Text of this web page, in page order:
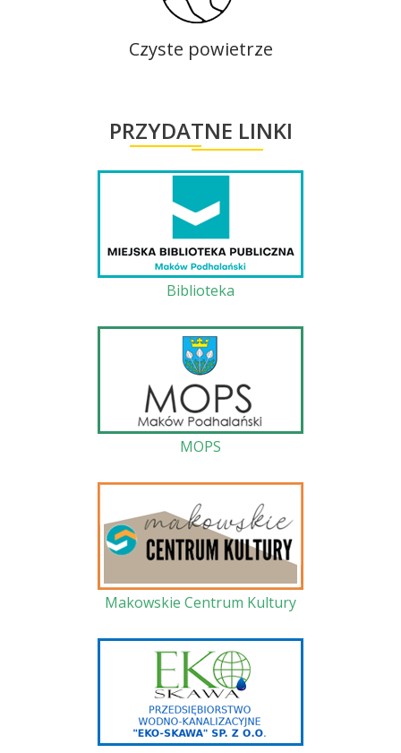
Czyste powietrze
PRZYDATNE LINKI
Biblioteka
MOPS
Makowskie Centrum Kultury